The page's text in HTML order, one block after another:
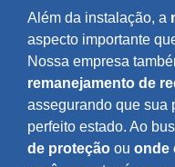
Além da instalação, a
aspecto importante
Nossa empresa
remanejamento de
assegurando que sua
perfeito estado. Ao
de proteção ou onde